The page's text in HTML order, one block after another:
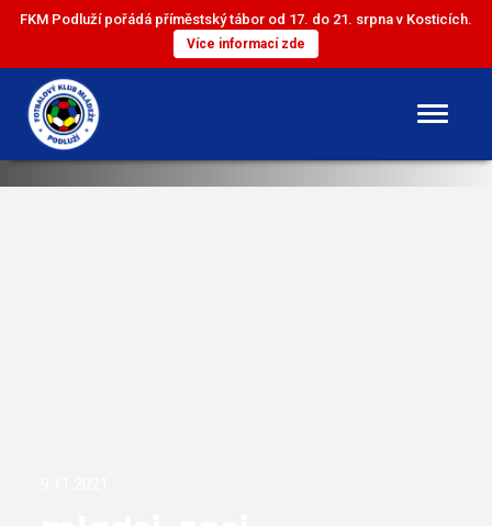
FKM Podluží pořádá příměstský tábor od 17. do 21. srpna v Kosticích.
Více informací zde
DOROST